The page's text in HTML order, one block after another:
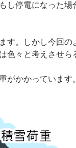
し停電になった場
す。しかし今回
色々と考えさせら
がかかっています。